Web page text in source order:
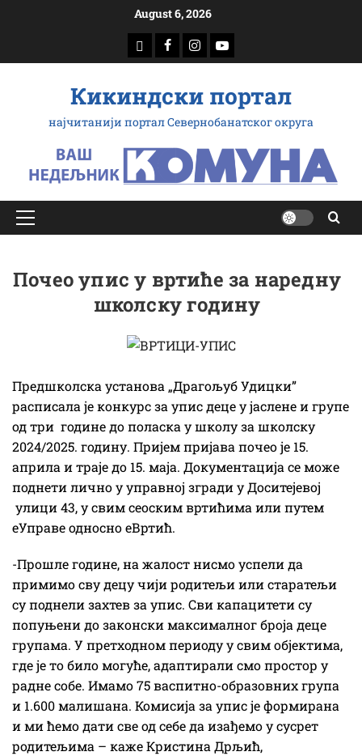
August 6, 2026
доwнлоад
Фацебоок
Инстаграм
Yоутубе
Кикиндски портал
најчитанији портал Севернобанатског округа
Примарy
Почео упис у вртиће за наредну
школску годину
Предшколска установа „Драгољуб Удицки”
расписала је конкурс за упис деце у јаслене и групе
од три године до поласка у школу за школску
2024/2025. годину. Пријем пријава почео је 15.
априла и траје до 15. маја. Документација се може
поднети лично у управној згради у Доситејевој
улици 43, у свим сеоским вртићима или путем
еУправе односно еВртић.
-Прошле године, на жалост нисмо успели да
примимо сву децу чији родитељи или старатељи
су поднели захтев за упис. Сви капацитети су
попуњени до законски максималног броја деце
групама. У претходном периоду у свим објектима,
где је то било могуће, адаптирали смо простор у
радне собе. Имамо 75 васпитно-образовних група
и 1.600 малишана. Комисија за упис је формирана
и ми ћемо дати све од себе да изађемо у сусрет
родитељима – каже Кристина Дрљић,